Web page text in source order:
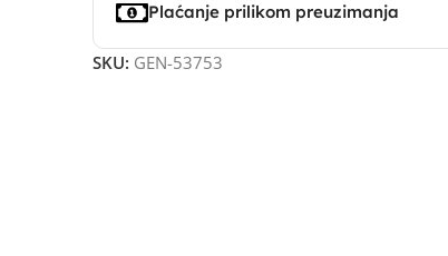
Plaćanje prilikom preuzimanja
SKU: GEN-53753